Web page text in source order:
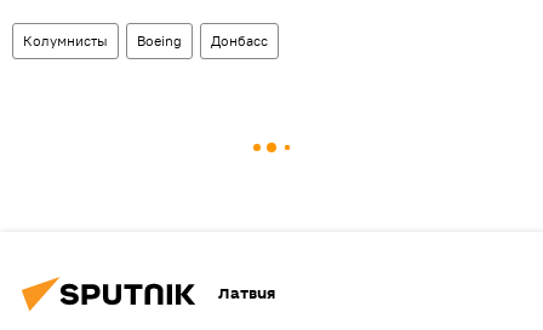
Колумнисты Boeing Донбасс
Латвия